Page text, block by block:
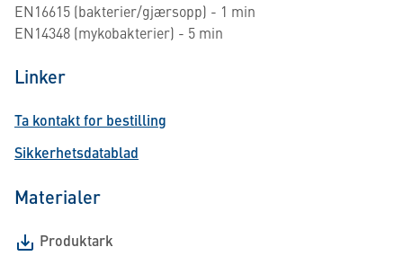
EN16615 (bakterier/gjærsopp) - 1 min
EN14348 (mykobakterier) - 5 min
Linker
Ta kontakt for bestilling
Sikkerhetsdatablad
Materialer
Produktark